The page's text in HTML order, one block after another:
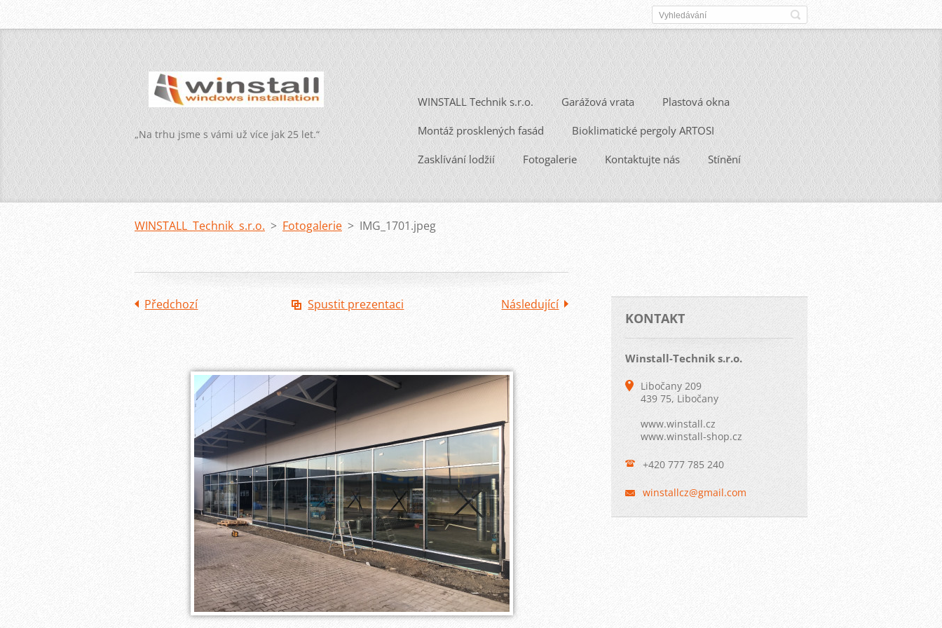
„Na trhu jsme s vámi už více jak 25 let.“
WINSTALL Technik s.r.o. Garážová vrata Plastová okna
Montáž prosklených fasád Bioklimatické pergoly ARTOSI
Zasklívání lodžií Fotogalerie Kontaktujte nás Stínění
WINSTALL Technik s.r.o. > Fotogalerie > IMG_1701.jpeg
Předchozí Spustit prezentaci Následující
KONTAKT
Winstall-Technik s.r.o.
Libočany 209
439 75, Libočany
www.winstall.cz
www.winstall-shop.cz
+420 777 785 240
winstallcz@gmail.com